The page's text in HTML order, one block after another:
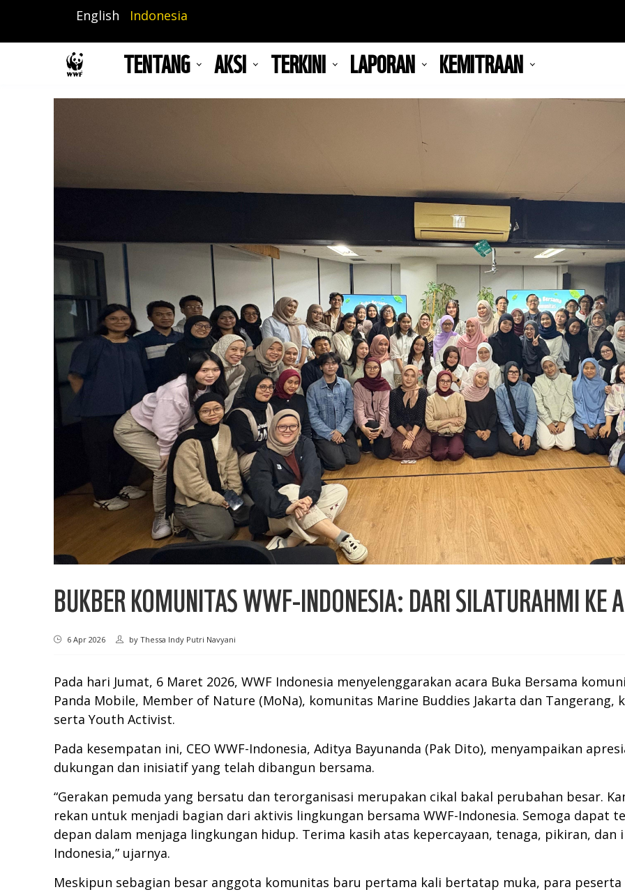
isi
English Indonesia
TENTANG AKSI TERKINI LAPORAN KEMITRAAN
BUKBER KOMUNITAS WWF-INDONESIA: DARI SILATURAHMI KE
6 Apr 2026 by Thessa Indy Putri Navyani
Pada hari Jumat, 6 Maret 2026, WWF Indonesia menyelenggarakan acara Buka Bersama
Panda Mobile, Member of Nature (MoNa), komunitas Marine Buddies Jakarta dan Tangerang,
serta Youth Activist.
Pada kesempatan ini, CEO WWF-Indonesia, Aditya Bayunanda (Pak Dito), menyampaikan
dukungan dan inisiatif yang telah dibangun bersama.
“Gerakan pemuda yang bersatu dan terorganisasi merupakan cikal bakal perubahan besar.
rekan untuk menjadi bagian dari aktivis lingkungan bersama WWF-Indonesia. Semoga dapat
depan dalam menjaga lingkungan hidup. Terima kasih atas kepercayaan, tenaga, pikiran, dan
Indonesia,” ujarnya.
Meskipun sebagian besar anggota komunitas baru pertama kali bertatap muka, para